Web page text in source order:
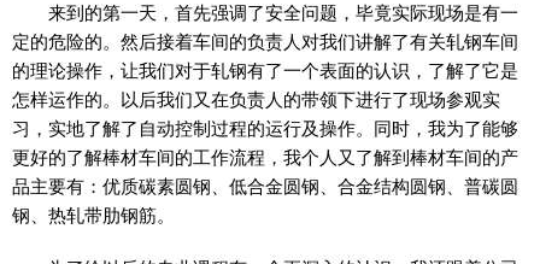
来到的第一天，首先强调了安全问题，毕竟实际现场是有一
定的危险的。然后接着车间的负责人对我们讲解了有关轧钢车间
的理论操作，让我们对于轧钢有了一个表面的认识，了解了它是
怎样运作的。以后我们又在负责人的带领下进行了现场参观实
习，实地了解了自动控制过程的运行及操作。同时，我为了能够
更好的了解棒材车间的工作流程，我个人又了解到棒材车间的产
品主要有：优质碳素圆钢、低合金圆钢、合金结构圆钢、普碳圆
钢、热轧带肋钢筋。